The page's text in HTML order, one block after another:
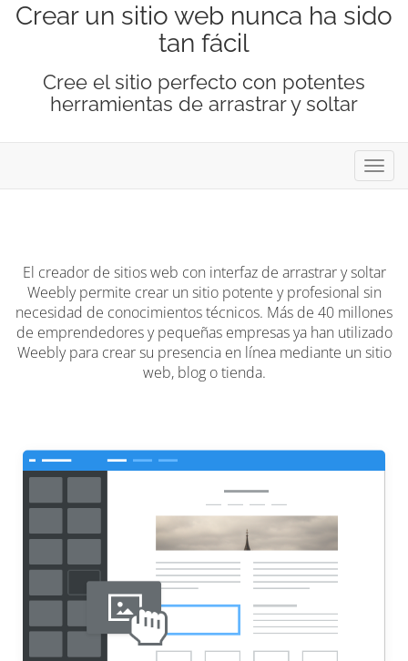
Crear un sitio web nunca ha sido
tan fácil
Cree el sitio perfecto con potentes
herramientas de arrastrar y soltar
El creador de sitios web con interfaz de arrastrar y soltar
Weebly permite crear un sitio potente y profesional sin
necesidad de conocimientos técnicos. Más de 40 millones
de emprendedores y pequeñas empresas ya han utilizado
Weebly para crear su presencia en línea mediante un sitio
web, blog o tienda.